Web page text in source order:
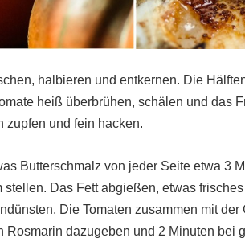
halbieren und entkernen. Die
heiß überbrühen, schälen und das
zupfen und fein hacken.
Butterschmalz von jeder Seite etwa 3
stellen. Das Fett abgießen, etwas
Die Tomaten zusammen mit
Rosmarin dazugeben und 2 Minuten bei